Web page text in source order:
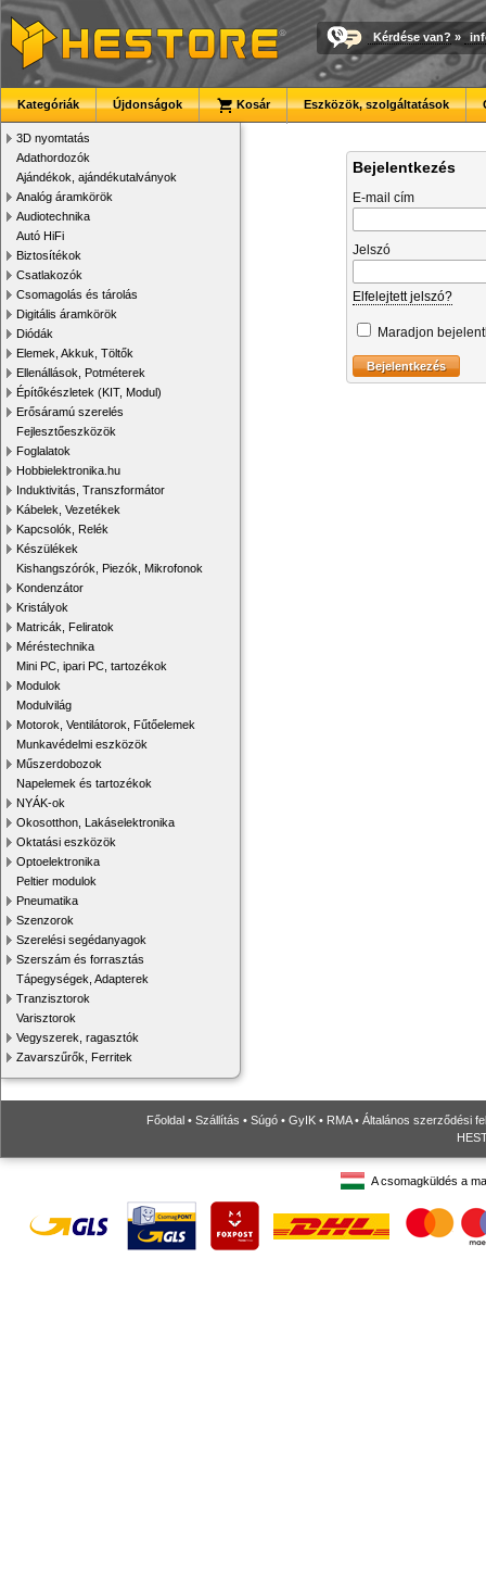
Kérdése van? »
Kategóriák Újdonságok Kosár Eszközök, szolgáltatások
3D nyomtatás
Adathordozók
Ajándékok, ajándékutalványok
Analóg áramkörök
Audiotechnika
Autó HiFi
Biztosítékok
Csatlakozók
Csomagolás és tárolás
Digitális áramkörök
Diódák
Elemek, Akkuk, Töltők
Ellenállások, Potméterek
Építőkészletek (KIT, Modul)
Erősáramú szerelés
Fejlesztőeszközök
Foglalatok
Hobbielektronika.hu
Induktivitás, Transzformátor
Kábelek, Vezetékek
Kapcsolók, Relék
Készülékek
Kishangszórók, Piezók, Mikrofonok
Kondenzátor
Kristályok
Matricák, Feliratok
Méréstechnika
Mini PC, ipari PC, tartozékok
Modulok
Modulvilág
Motorok, Ventilátorok, Fűtőelemek
Munkavédelmi eszközök
Műszerdobozok
Napelemek és tartozékok
NYÁK-ok
Okosotthon, Lakáselektronika
Oktatási eszközök
Optoelektronika
Peltier modulok
Pneumatika
Szenzorok
Szerelési segédanyagok
Szerszám és forrasztás
Tápegységek, Adapterek
Tranzisztorok
Varisztorok
Vegyszerek, ragasztók
Zavarszűrők, Ferritek
Bejelentkezés
E-mail cím
Jelszó
Elfelejtett jelszó?
Maradjon
Főoldal • Szállítás • Súgó • GyIK • RMA• Általános szerződési
A csomagküldés a